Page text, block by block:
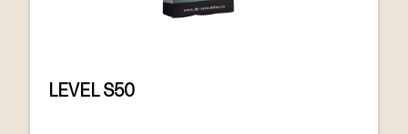
LEVEL S50